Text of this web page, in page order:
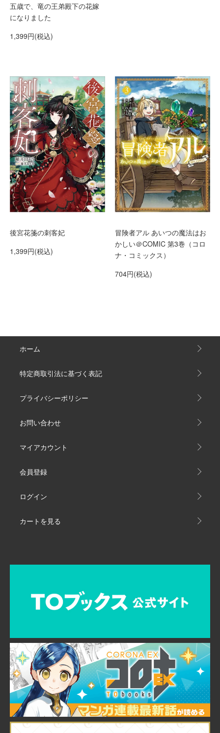
五歳で、竜の王弟殿下の花嫁
になりました
1,399円(税込)
後宮花箋の刺客妃
1,399円(税込)
冒険者アル あいつの魔法はお
かしい＠COMIC 第3巻（コロ
ナ・コミックス）
704円(税込)
ホーム
特定商取引法に基づく表記
プライバシーポリシー
お問い合わせ
マイアカウント
会員登録
ログイン
カートを見る